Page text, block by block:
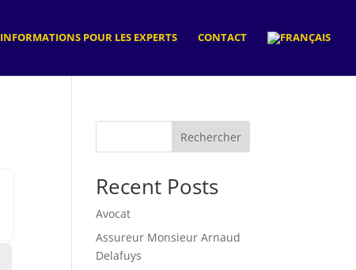
INFORMATIONS POUR LES EXPERTS CONTACT
Rechercher
Recent Posts
Avocat
Assureur Monsieur Arnaud
Delafuys